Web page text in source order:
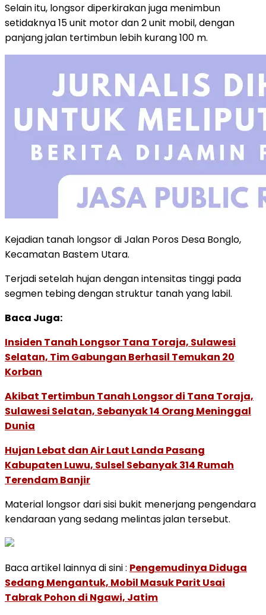
Selain itu, longsor diperkirakan juga menimbun
setidaknya 15 unit motor dan 2 unit mobil, dengan
panjang jalan tertimbun lebih kurang 100 m.
Kejadian tanah longsor di Jalan Poros Desa Bonglo,
Kecamatan Bastem Utara.
Terjadi setelah hujan dengan intensitas tinggi pada
segmen tebing dengan struktur tanah yang labil.
Baca Juga:
Insiden Tanah Longsor Tana Toraja, Sulawesi
Selatan, Tim Gabungan Berhasil Temukan 20
Korban
Akibat Tertimbun Tanah Longsor di Tana Toraja,
Sulawesi Selatan, Sebanyak 14 Orang Meninggal
Dunia
Hujan Lebat dan Air Laut Landa Pasang
Kabupaten Luwu, Sulsel Sebanyak 314 Rumah
Terendam Banjir
Material longsor dari sisi bukit menerjang pengendara
kendaraan yang sedang melintas jalan tersebut.
Baca artikel lainnya di sini : Pengemudinya Diduga
Sedang Mengantuk, Mobil Masuk Parit Usai
Tabrak Pohon di Ngawi, Jatim